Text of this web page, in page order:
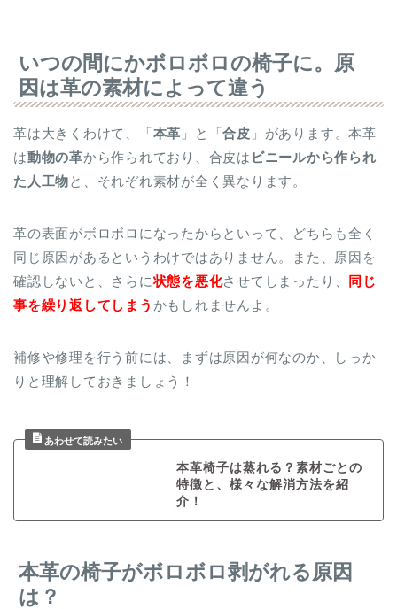
いつの間にかボロボロの椅子に。原
因は革の素材によって違う
革は大きくわけて、「本革 」と「合皮 」があります。本革
は動物の革から作られており、合皮は ビニールから作られ
た人工物と、それぞれ素材が全く異なります。
革の表面がボロボロになったからといって、どちらも全く
同じ原因があるというわけではありません。また、原因を
確認しないと、さらに状態を悪化させてしまったり、
同じ
事を繰り返してしまう かもしれませんよ。
補修や修理を行う前には、まずは原因が何なのか、しっか
りと理解しておきましょう！
本革椅子は蒸れる？素材ごとの
特徴と、様々な解消方法を紹
介！
本革の椅子がボロボロ剥がれる原因
は？